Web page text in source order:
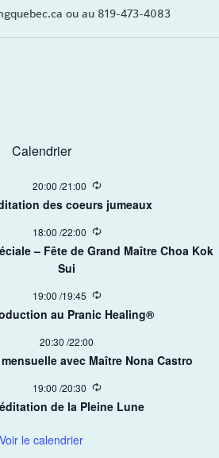
ou au 819-473-4083
Calendrier
20:00 /21:00
R
c
r
r
des coeurs jumeaux
18:00 /22:00
R
c
r
n
– Fête de Grand Maître Choa Kok
Sui​
19:00 /19:45
R
e
c
r
n
au Pranic Healing®
20:30 /22:00
avec Maître Nona Castro
19:00 /20:30
R
c
de la Pleine Lune
Voir le calendrier